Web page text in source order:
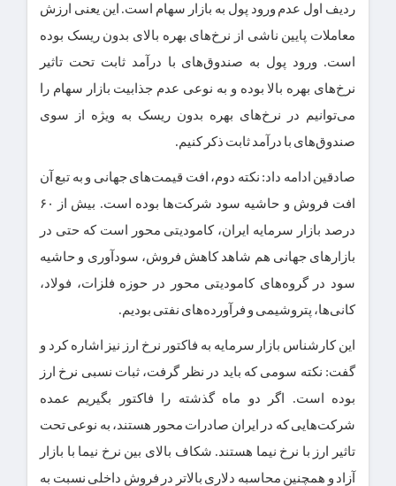
ردیف اول عدم ورود پول به بازار سهام است. این یعنی ارزش
معاملات پایین ناشی از نرخ‌های بهره بالای بدون ریسک بوده
است. ورود پول به صندوق‌های با درآمد ثابت تحت تاثیر
نرخ‌های بهره بالا بوده و به نوعی عدم جذابیت بازار سهام را
می‌توانیم در نرخ‌های بهره بدون ریسک به ویژه از سوی
صندوق‌های با درآمد ثابت ذکر کنیم.
صادقین ادامه داد: نکته دوم، افت قیمت‌های جهانی و به تبع آن
افت فروش و حاشیه سود شرکت‌ها بوده است. بیش از
۶۰
درصد بازار سرمایه ایران، کامودیتی محور است که حتی در
بازارهای جهانی هم شاهد کاهش فروش، سودآوری و حاشیه
سود در گروه‌های کامودیتی محور در حوزه فلزات، فولاد،
کانی‌ها، پتروشیمی و فرآورده‌های نفتی بودیم.
این کارشناس بازار سرمایه به فاکتور نرخ ارز نیز اشاره کرد و
گفت: نکته سومی که باید در نظر گرفت، ثبات نسبی نرخ ارز
بوده است. اگر دو ماه گذشته را فاکتور بگیریم عمده
شرکت‌هایی که در ایران صادرات محور هستند، به نوعی تحت
تاثیر ارز با نرخ نیما هستند. شکاف بالای بین نرخ نیما با بازار
آزاد و همچنین محاسبه دلاری بالاتر در فروش داخلی نسبت به